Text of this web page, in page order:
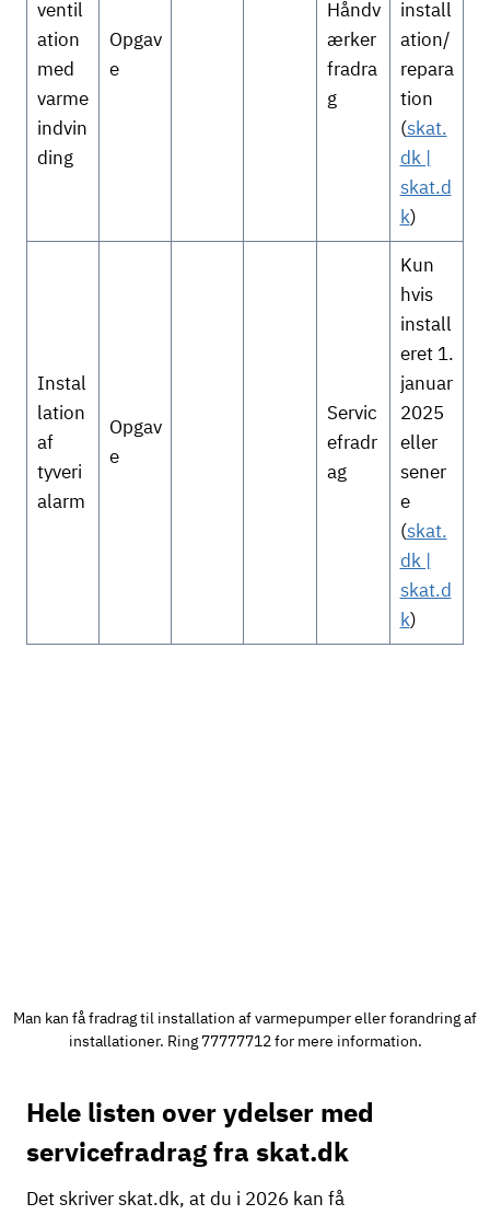
ventil
ation
med
varme
indvin
ding
Opgav
e
Håndv
ærker
fradra
g
install
ation/
repara
tion
(skat.
dk |
skat.d
k)
Instal
lation
af
tyveri
alarm
Opgav
e
Servic
efradr
ag
Kun
hvis
install
eret 1.
januar
2025
eller
sener
e
(skat.
dk |
skat.d
k)
Man kan få fradrag til installation af varmepumper eller forandring af
installationer. Ring 77777712 for mere information.
Hele listen over ydelser med
servicefradrag fra skat.dk
Det skriver skat.dk, at du i 2026 kan få